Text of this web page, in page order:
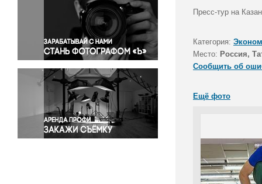
Политика
Правосудие
Происшествия и конфликты
Религия
Светская жизнь
Спорт
Экология
Экономика и бизнес
Пресс-тур на
Категория:
Место: Россия,
Сообщить об
Ещё фото